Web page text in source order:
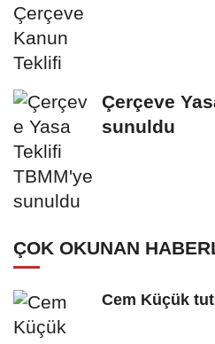
Çerçeve
sunuldu
ÇOK OKUNAN
Cem Küçük